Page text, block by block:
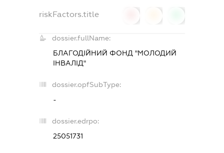
riskFactors.title
dossier.fullName:
БЛАГОДІЙНИЙ ФОНД "МОЛОДИЙ
ІНВАЛІД"
dossier.opfSubType:
-
dossier.edrpo:
25051731